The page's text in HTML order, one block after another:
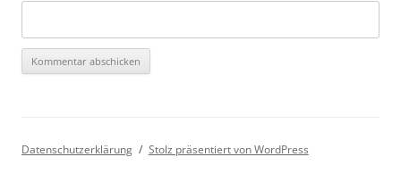
Datenschutzerklärung Stolz präsentiert von WordPress